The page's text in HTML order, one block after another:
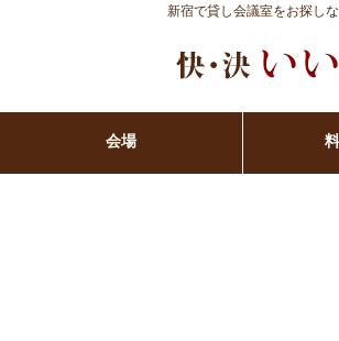
新宿で貸し会議室をお探し
会場